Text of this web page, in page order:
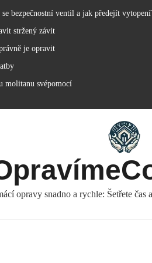
bezpečnostní ventil a jak předejít
stržený závit
je opravit
molitanu svépomocí
opravy snadno a rychle: Šetřete čas